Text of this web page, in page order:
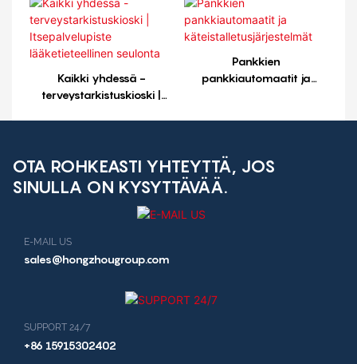
Kaikki yhdessä -
terveystarkistuskioski |
Pankkien
pankkiautomaatit ja
OTA ROHKEASTI YHTEYTTÄ, JOS
SINULLA ON KYSYTTÄVÄÄ.
E-MAIL US
sales@hongzhougroup.com
SUPPORT 24/7
+86 15915302402